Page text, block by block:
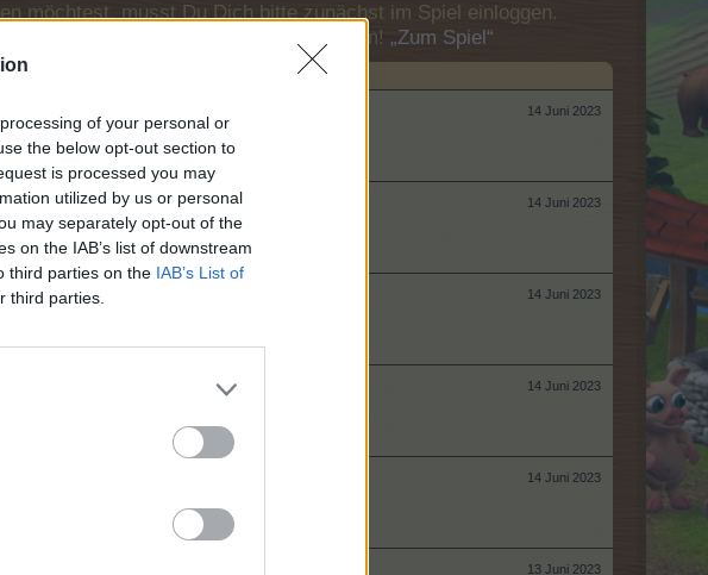
of your personal or
the below opt-out section to
is processed you may
utilized by us or personal
may separately opt-out of the
on the IAB’s list of downstream
third parties on the IAB’s List of
third parties.
möchtest, musst Du Dich bitte zunächst im Spiel einloggen.
nächsten Besuch in unserem Forum! „Zum Spiel“
14 Juni 2023
14 Juni 2023
14 Juni 2023
14 Juni 2023
14 Juni 2023
13 Juni 2023